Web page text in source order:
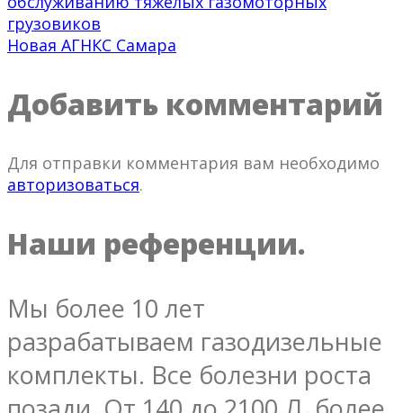
грузовиков
Новая АГНКС Самара
Добавить комментарий
Для отправки комментария вам необходимо
авторизоваться.
Наши референции.
Мы более 10 лет
разрабатываем газодизельные
комплекты. Все болезни роста